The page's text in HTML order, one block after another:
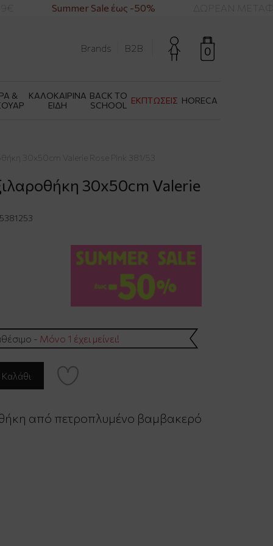
Summer Sale έως -50% ΔΩΡΕΑΝ
0
Brands B2B
&
ΚΑΛΟΚΑΙΡΙΝΑ
ΕΙΔΗ
BACK TO
SCHOOL
ΕΚΠΤΩΣΕΙΣ HORECA
30x50cm Valerie Rose Pink 381/53
30x50cm Valerie
- Μόνο 1 έχει μείνει!
από πετροπλυμένο βαμβακερό